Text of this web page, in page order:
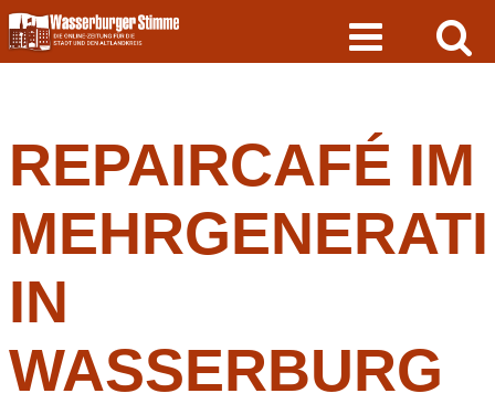
Skip
to
content
REPAIRCAFÉ IM
IN
WASSERBURG